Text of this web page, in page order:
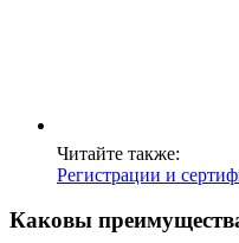
Читайте также:
Регистрации и
Каковы